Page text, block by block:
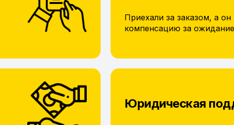
Приехали за заказом, а
компенсацию за
Юридическая